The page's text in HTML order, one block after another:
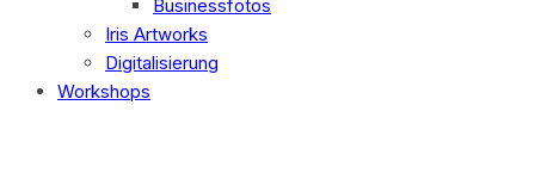
Businessfotos
Iris Artworks
Digitalisierung
Workshops